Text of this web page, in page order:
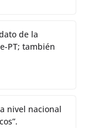
de la
PT; también
nivel nacional